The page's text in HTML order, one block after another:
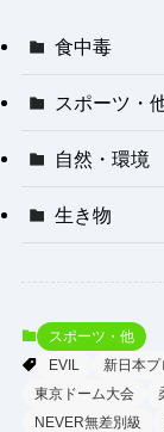
食中毒
スポーツ・
自然・環境
生き物
スポーツ・他
EVIL
新日本プ
東京ドーム大会
NEVER無差別級